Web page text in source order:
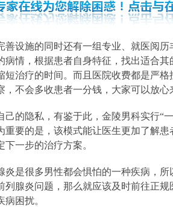
施的同时还有一组专业、就医阅历
病情，根据患者自身特征，找出适合
短治疗的时间。而且医院收费都是严
，不会多收患者一分钱，大家可以放心
隐私，有鉴于此，金陵男科实行“一
重要的是，该模式能让医生更加了解
一步的治疗方案。
炎是很多男性都会惧怕的一种疾病，
列腺炎问题，那么就应该及时前往正
困扰。